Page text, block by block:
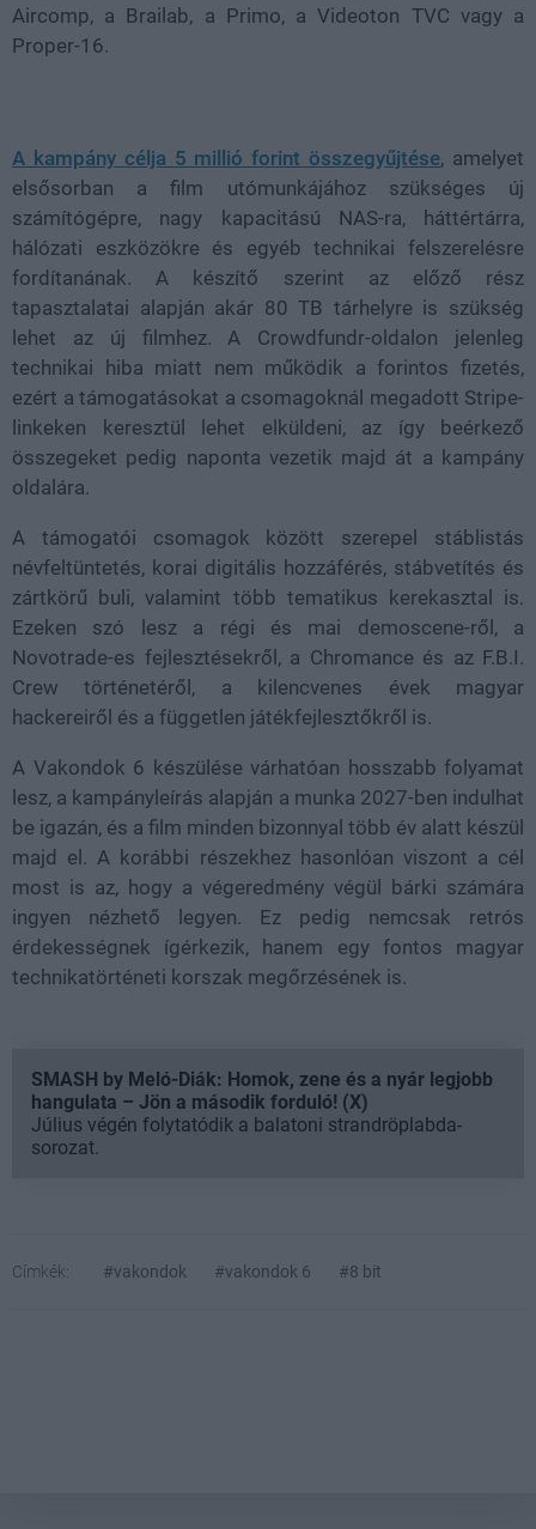
Aircomp, a Brailab, a Primo, a Videoton TVC vagy a
Proper-16.
A kampány célja 5 millió forint összegyűjtése, amelyet
elsősorban a film utómunkájához szükséges új
számítógépre, nagy kapacitású NAS-ra, háttértárra,
hálózati eszközökre és egyéb technikai felszerelésre
fordítanának. A készítő szerint az előző rész
tapasztalatai alapján akár 80 TB tárhelyre is szükség
lehet az új filmhez. A Crowdfundr-oldalon jelenleg
technikai hiba miatt nem működik a forintos fizetés,
ezért a támogatásokat a csomagoknál megadott Stripe-
linkeken keresztül lehet elküldeni, az így beérkező
összegeket pedig naponta vezetik majd át a kampány
oldalára.
A támogatói csomagok között szerepel stáblistás
névfeltüntetés, korai digitális hozzáférés, stábvetítés és
zártkörű buli, valamint több tematikus kerekasztal is.
Ezeken szó lesz a régi és mai demoscene-ről, a
Novotrade-es fejlesztésekről, a Chromance és az F.B.I.
Crew történetéről, a kilencvenes évek magyar
hackereiről és a független játékfejlesztőkről is.
A Vakondok 6 készülése várhatóan hosszabb folyamat
lesz, a kampányleírás alapján a munka 2027-ben indulhat
be igazán, és a film minden bizonnyal több év alatt készül
majd el. A korábbi részekhez hasonlóan viszont a cél
most is az, hogy a végeredmény végül bárki számára
ingyen nézhető legyen. Ez pedig nemcsak retrós
érdekességnek ígérkezik, hanem egy fontos magyar
technikatörténeti korszak megőrzésének is.
SMASH by Meló-Diák: Homok, zene és a nyár legjobb
hangulata – Jön a második forduló! (X)
Július végén folytatódik a balatoni strandröplabda-
sorozat.
Címkék: #vakondok #vakondok 6 #8 bit